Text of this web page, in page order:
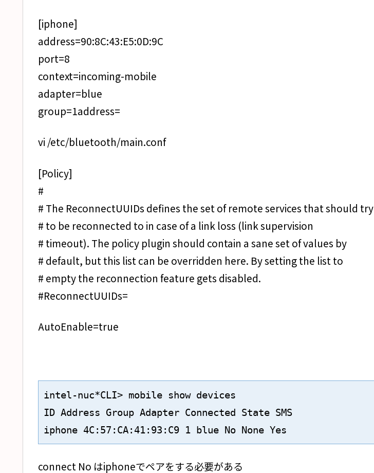
[iphone]
address=90:8C:43:E5:0D:9C
port=8
context=incoming-mobile
adapter=blue
group=1address=
vi /etc/bluetooth/main.conf
[Policy]
#
# The ReconnectUUIDs defines the set of remote services that should try
# to be reconnected to in case of a link loss (link supervision
# timeout). The policy plugin should contain a sane set of values by
# default, but this list can be overridden here. By setting the list to
# empty the reconnection feature gets disabled.
#ReconnectUUIDs=
AutoEnable=true
intel-nuc*CLI> mobile show devices
ID Address Group Adapter Connected State SMS
iphone 4C:57:CA:41:93:C9 1 blue No None Yes
connect No はiphoneでペアをする必要がある